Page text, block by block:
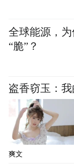
全球能源，
“脆”？
盗香窃玉：
爽文